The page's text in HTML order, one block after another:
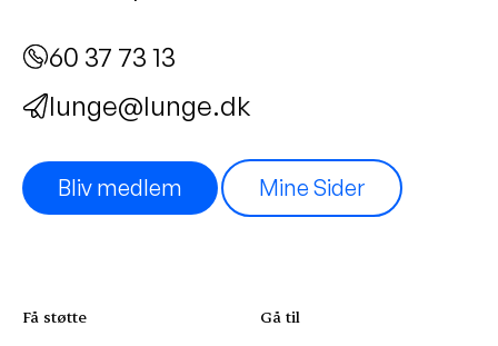
60 37 73 13
lunge@lunge.dk
Bliv medlem Mine Sider
Få støtte Gå til